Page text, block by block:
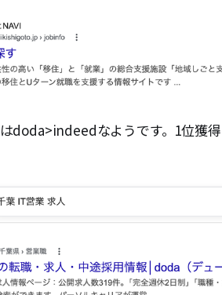
doda>indeedなようです。1位獲